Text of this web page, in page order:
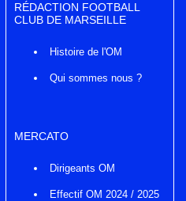
RÉDACTION FOOTBALL
CLUB DE MARSEILLE
Histoire de l'OM
Qui sommes nous ?
MERCATO
Dirigeants OM
Effectif OM 2024 / 2025